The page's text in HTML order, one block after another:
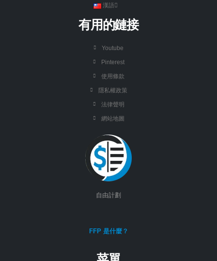
漢語
有用的鏈接
Youtube
Pinterest
使用條款
隱私權政策
法律聲明
網站地圖
自由計劃
FFP 是什麼？